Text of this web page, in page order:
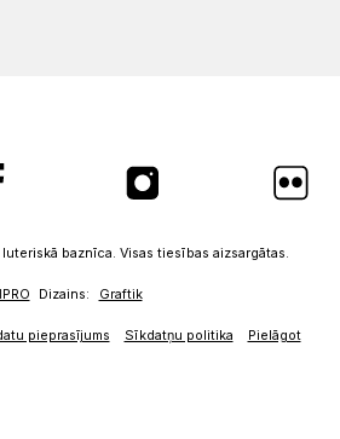
baznīca. Visas tiesības aizsargātas.
Dizains: Graftik
pieprasījums Sīkdatņu politika
Pielāgot